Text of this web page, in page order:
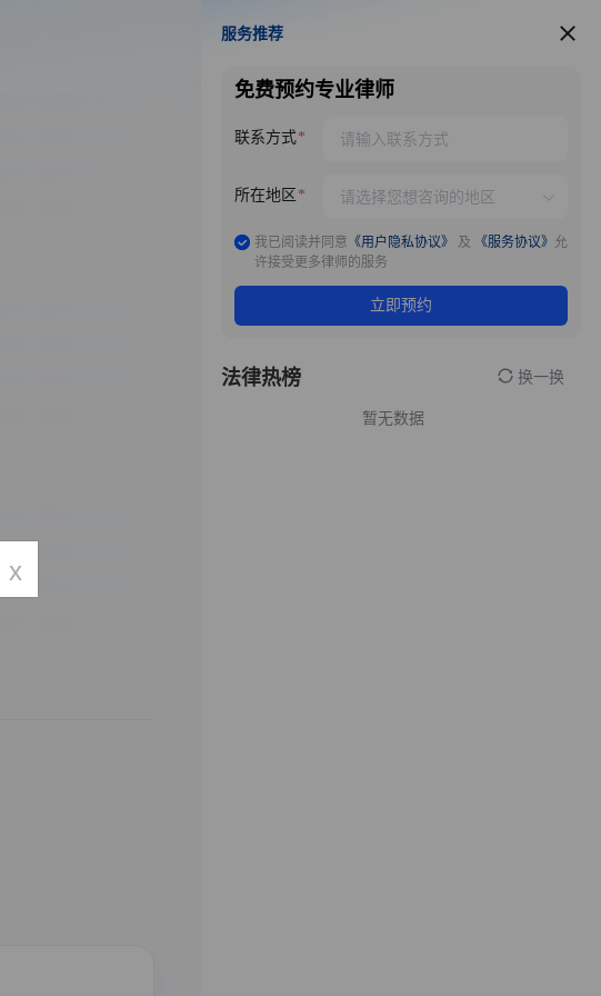
服务推荐
服务推荐
免费预约专业律师
联系方式
所在地区
我已阅读并同意 《用户隐私协议》 及 《服务协议》 允
许接受更多律师的服务
立即预约
法律热榜 换一换
暂无数据
x